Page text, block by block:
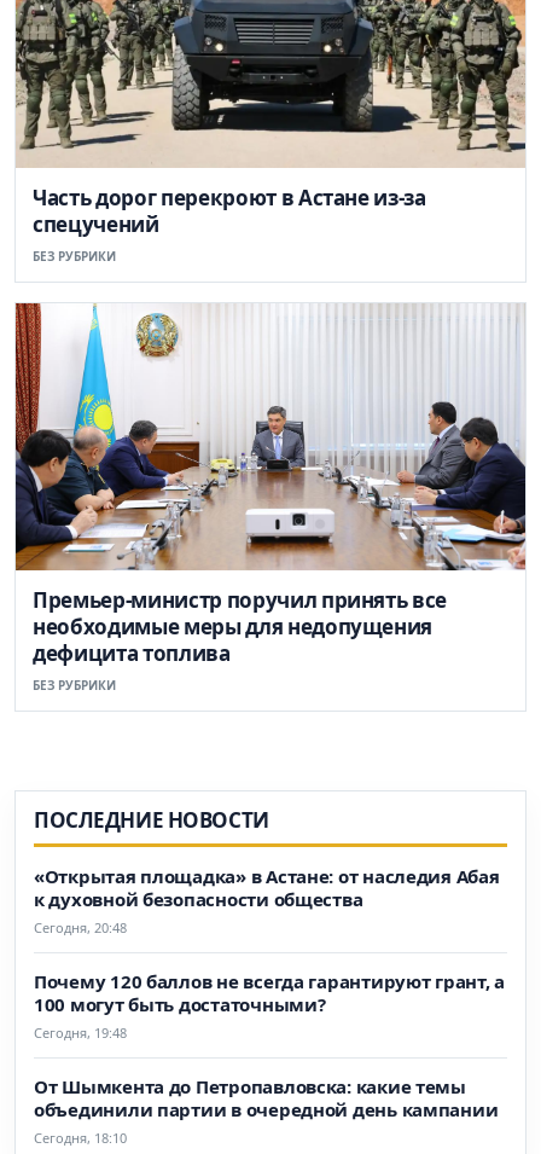
Часть дорог перекроют в Астане из-за
спецучений
БЕЗ РУБРИКИ
Премьер-министр поручил принять все
необходимые меры для недопущения
дефицита топлива
БЕЗ РУБРИКИ
ПОСЛЕДНИЕ НОВОСТИ
«Открытая площадка» в Астане: от наследия Абая
к духовной безопасности общества
Сегодня, 20:48
Почему 120 баллов не всегда гарантируют грант, а
100 могут быть достаточными?
Сегодня, 19:48
От Шымкента до Петропавловска: какие темы
объединили партии в очередной день кампании
Сегодня, 18:10